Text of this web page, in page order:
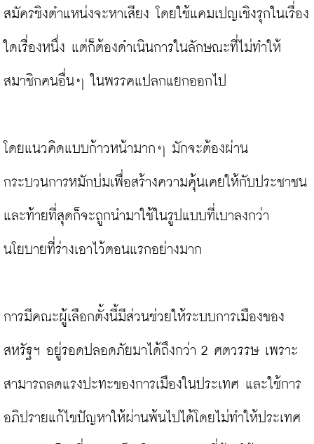
สมัครชิงตำแหน่งจะหาเสียง โดยใช้แคมเปญเชิงรุกในเรื่อง
ใดเรื่องหนึ่ง แต่ก็ต้องดำเนินการในลักษณะที่ไม่ทำให้
สมาชิกคนอื่นๆ ในพรรคแปลกแยกออกไป
โดยแนวคิดแบบก้าวหน้ามากๆ มักจะต้องผ่าน
กระบวนการหมักบ่มเพื่อสร้างความคุ้นเคยให้กับประชาชน
และท้ายที่สุดก็จะถูกนำมาใช้ในรูปแบบที่เบาลงกว่า
นโยบายที่ร่างเอาไว้ตอนแรกอย่างมาก
การมีคณะผู้เลือกตั้งนี้มีส่วนช่วยให้ระบบการเมืองของ
สหรัฐฯ อยู่รอดปลอดภัยมาได้ถึงกว่า 2 ศตวรรษ เพราะ
สามารถลดแรงปะทะของการเมืองในประเทศ และใช้การ
อภิปรายแก้ไขปัญหาให้ผ่านพ้นไปได้โดยไม่ทำให้ประเทศ